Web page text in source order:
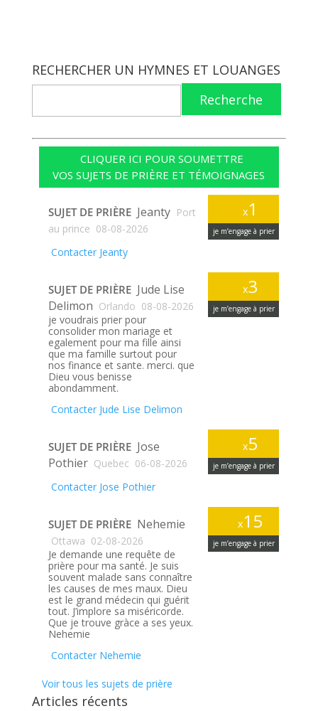
RECHERCHER UN HYMNES ET LOUANGES
Recherche
CLIQUER ICI POUR SOUMETTRE
VOS SUJETS DE PRIÈRE ET TÉMOIGNAGES
x1
je m’engage à prier
SUJET DE PRIÈRE Jeanty Port
au prince 08-08-2026
Contacter Jeanty
x3
je m’engage à prier
SUJET DE PRIÈRE Jude Lise
Delimon Orlando 08-08-2026
je voudrais prier pour
consolider mon mariage et
egalement pour ma fille ainsi
que ma famille surtout pour
nos finance et sante. merci. que
Dieu vous benisse
abondamment.
Contacter Jude Lise Delimon
x5
je m’engage à prier
SUJET DE PRIÈRE Jose
Pothier Quebec 06-08-2026
Contacter Jose Pothier
x15
je m’engage à prier
SUJET DE PRIÈRE Nehemie
Ottawa 02-08-2026
Je demande une requête de
prière pour ma santé. Je suis
souvent malade sans connaître
les causes de mes maux. Dieu
est le grand médecin qui guérit
tout. J’implore sa miséricorde.
Que je trouve gràce a ses yeux.
Nehemie
Contacter Nehemie
Voir tous les sujets de prière
Articles récents